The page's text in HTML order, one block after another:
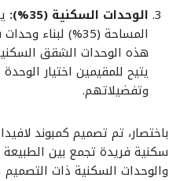
الوحدات السكنية (35%):
المساحة (35%)
هذه الوحدات الشقق
يتيح للمقيمين اختيار
وتفضيلاتهم.
باختصار، تم تصميم كمبوند
سكنية فريدة تجمع بين الطبيعة
والوحدات السكنية ذات التصميم